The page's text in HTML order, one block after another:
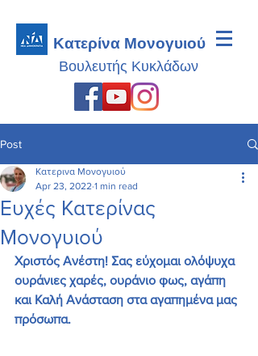
Κατερίνα Μονογυιού
Βουλευτής Κυκλάδων
Post
Ευχές Κατερίνας
Μονογυιού
Κατερινα Μονογυιού
Apr 23, 2022 1 min read
Χριστός Ανέστη! Σας εύχομαι ολόψυχα
ουράνιες χαρές, ουράνιο φως, αγάπη
και Καλή Ανάσταση στα αγαπημένα μας
πρόσωπα.